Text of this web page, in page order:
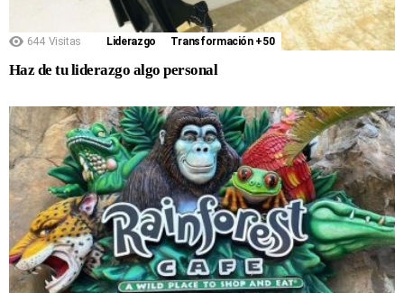
644 Visitas Liderazgo Transformación +50
Haz de tu liderazgo algo personal